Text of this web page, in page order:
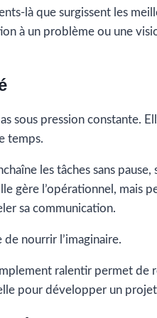
là que surgissent les
à un problème ou une
sous pression constante.
temps.
les tâches sans
gère l’opérationnel, mais
sa communication.
nourrir l’imaginaire.
ralentir permet de
pour développer un